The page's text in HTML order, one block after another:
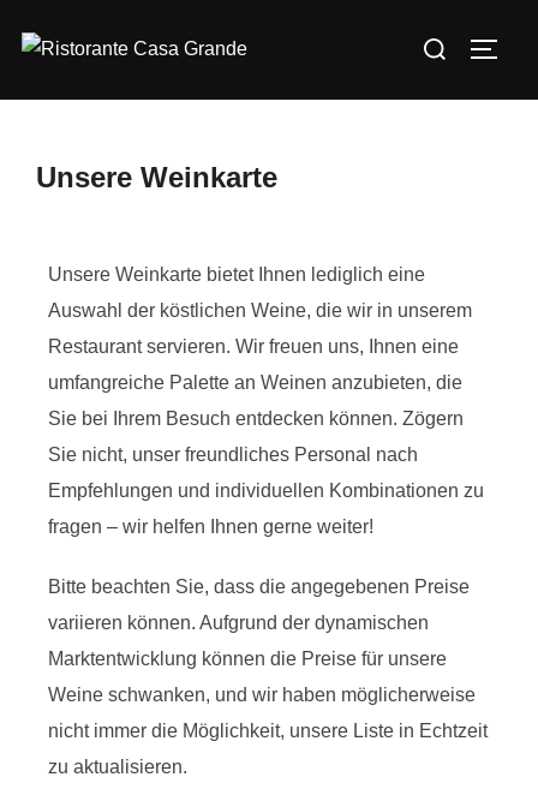
Unsere Weinkarte
Unsere Weinkarte bietet Ihnen lediglich eine
Auswahl der köstlichen Weine, die wir in unserem
Restaurant servieren. Wir freuen uns, Ihnen eine
umfangreiche Palette an Weinen anzubieten, die
Sie bei Ihrem Besuch entdecken können. Zögern
Sie nicht, unser freundliches Personal nach
Empfehlungen und individuellen Kombinationen zu
fragen – wir helfen Ihnen gerne weiter!
Bitte beachten Sie, dass die angegebenen Preise
variieren können. Aufgrund der dynamischen
Marktentwicklung können die Preise für unsere
Weine schwanken, und wir haben möglicherweise
nicht immer die Möglichkeit, unsere Liste in Echtzeit
zu aktualisieren.